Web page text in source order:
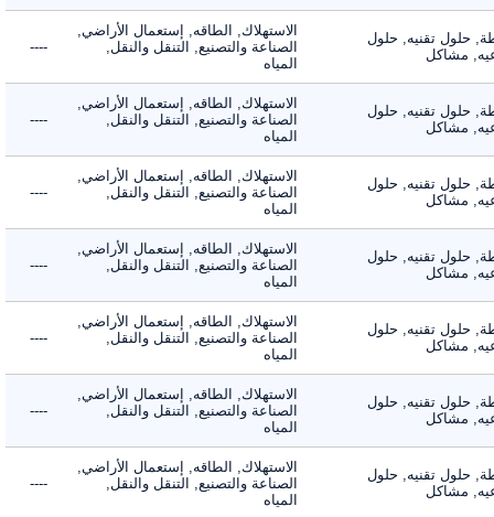
حلول تقنيه, حلول
مشاكل
الاستهلاك, الطاقه, إستعمال الأراضي,
الصناعة والتصنيع, التنقل والنقل,
المياه
----
حلول تقنيه, حلول
مشاكل
الاستهلاك, الطاقه, إستعمال الأراضي,
الصناعة والتصنيع, التنقل والنقل,
المياه
----
حلول تقنيه, حلول
مشاكل
الاستهلاك, الطاقه, إستعمال الأراضي,
الصناعة والتصنيع, التنقل والنقل,
المياه
----
حلول تقنيه, حلول
مشاكل
الاستهلاك, الطاقه, إستعمال الأراضي,
الصناعة والتصنيع, التنقل والنقل,
المياه
----
حلول تقنيه, حلول
مشاكل
الاستهلاك, الطاقه, إستعمال الأراضي,
الصناعة والتصنيع, التنقل والنقل,
المياه
----
حلول تقنيه, حلول
مشاكل
الاستهلاك, الطاقه, إستعمال الأراضي,
الصناعة والتصنيع, التنقل والنقل,
المياه
----
حلول تقنيه, حلول
مشاكل
الاستهلاك, الطاقه, إستعمال الأراضي,
الصناعة والتصنيع, التنقل والنقل,
المياه
----